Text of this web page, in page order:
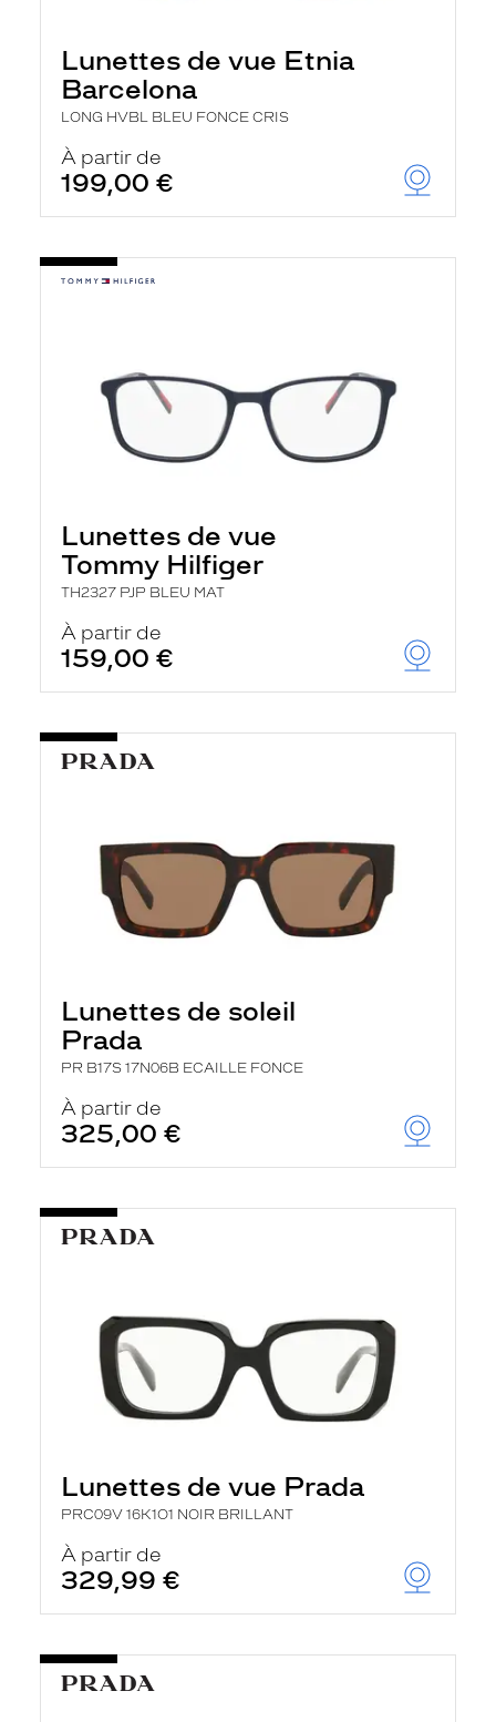
Lunettes de vue Etnia
Barcelona
LONG HVBL BLEU FONCE CRIS
À partir de
199,00 €
Lunettes de vue
Tommy Hilfiger
TH2327 PJP BLEU MAT
À partir de
159,00 €
Lunettes de soleil
Prada
PR B17S 17N06B ECAILLE FONCE
À partir de
325,00 €
Lunettes de vue Prada
PRC09V 16K1O1 NOIR BRILLANT
À partir de
329,99 €